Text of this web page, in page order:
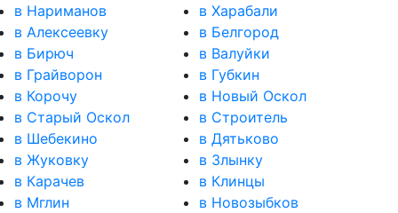
в Нариманов
в Харабали
в Алексеевку
в Белгород
в Бирюч
в Валуйки
в Грайворон
в Губкин
в Корочу
в Новый Оскол
в Старый Оскол
в Строитель
в Шебекино
в Дятьково
в Жуковку
в Злынку
в Карачев
в Клинцы
в Мглин
в Новозыбков